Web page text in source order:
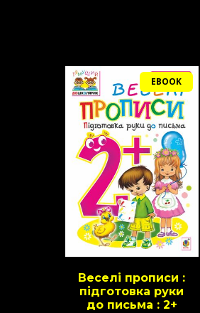
EBOOK
Веселі прописи :
підготовка руки
до письма : 2+